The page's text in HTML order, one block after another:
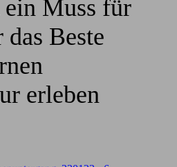
Muss für
das Beste
erleben